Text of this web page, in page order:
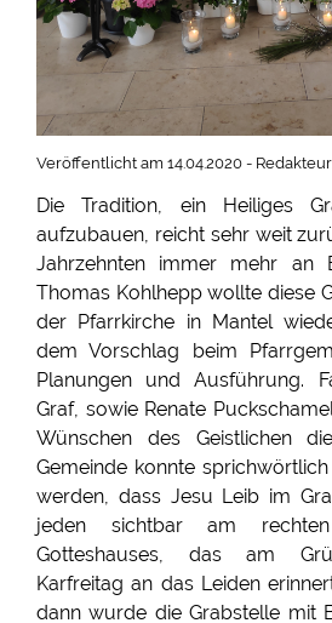
Veröffentlicht am 14.04.2020 -
Die Tradition, ein Heiliges
aufzubauen, reicht sehr weit
Jahrzehnten immer mehr an
Thomas Kohlhepp wollte diese
der Pfarrkirche in Mantel
dem Vorschlag beim
Planungen und Ausführung.
Graf, sowie Renate
Wünschen des Geistlichen
Gemeinde konnte
werden, dass Jesu Leib im
jeden sichtbar am
Gotteshauses, das am
Karfreitag an das Leiden
dann wurde die Grabstelle mit